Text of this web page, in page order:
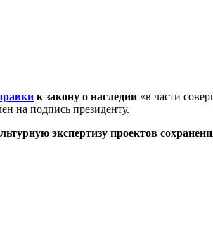
к закону о наследии «в части
на подпись президенту.
экспертизу проектов